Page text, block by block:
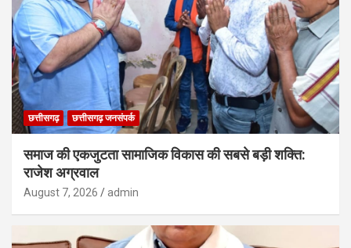
छत्तीसगढ़ छत्तीसगढ़ जनसंपर्क
समाज की एकजुटता सामाजिक विकास की सबसे बड़ी शक्ति:
राजेश अग्रवाल
August 7, 2026 admin